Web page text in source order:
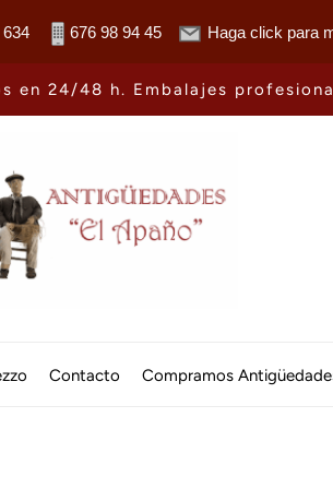
634 676 98 94 45 Haga click para
en 24/48 h. Embalajes
Contacto Compramos